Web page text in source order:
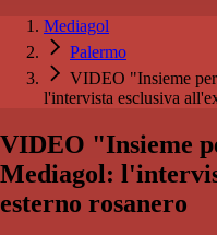
Mediagol
Palermo
VIDEO "Insieme
l'intervista esclusiva
VIDEO "Insieme
Mediagol:
esterno rosanero